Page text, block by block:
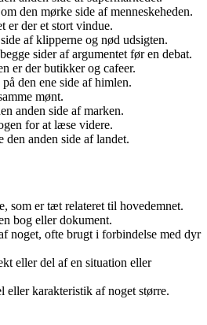
den mørke side af menneskeheden.
er der et stort vindue.
af klipperne og nød udsigten.
sider af argumentet før en debat.
er der butikker og cafeer.
den ene side af himlen.
mønt.
anden side af marken.
for at læse videre.
den anden side af landet.
som er tæt relateret til hovedemnet.
bog eller dokument.
noget, ofte brugt i forbindelse med dyr
eller del af en situation eller
eller karakteristik af noget større.